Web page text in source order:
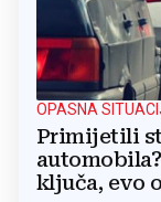
OPASNA
Primijetili
ključa, evo